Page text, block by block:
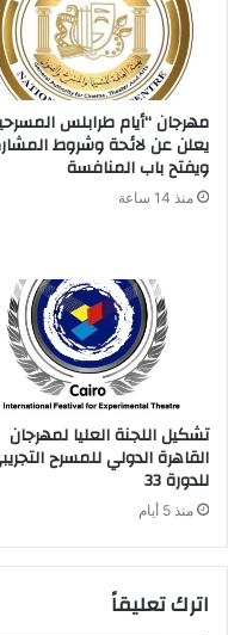
مهرجان “أيام طرابلس
يعلن عن لائحة وشروط
ويفتح باب المنافسة
منذ 14 ساعة
تشكيل اللجنة العليا لمهرجان
القاهرة الدولي للمسرح
للدورة 33
منذ 5 أيام
اترك تعليقاً